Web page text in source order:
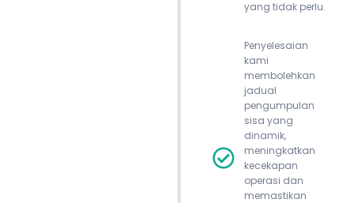
yang tidak perlu.
Penyelesaian
kami
membolehkan
jadual
pengumpulan
sisa yang
dinamik,
meningkatkan
kecekapan
operasi dan
memastikan